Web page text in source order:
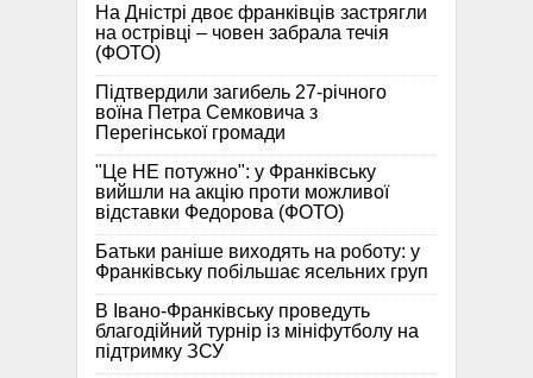
На Дністрі двоє франківців застрягли
на острівці – човен забрала течія
(ФОТО)
Підтвердили загибель 27-річного
воїна Петра Семковича з
Перегінської громади
"Це НЕ потужно": у Франківську
вийшли на акцію проти можливої
відставки Федорова (ФОТО)
Батьки раніше виходять на роботу: у
Франківську побільшає ясельних груп
В Івано-Франківську проведуть
благодійний турнір із мініфутболу на
підтримку ЗСУ